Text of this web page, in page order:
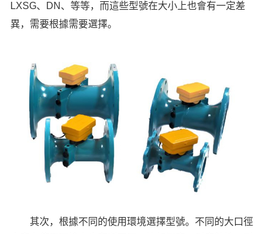
LXSG、DN、等等，而這些型號在大小上也會有一定差
異，需要根據需要選擇。
其次，根據不同的使用環境選擇型號。不同的大口徑